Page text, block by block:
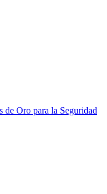
de Oro para la Seguridad